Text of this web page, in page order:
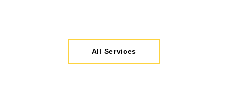
All Services